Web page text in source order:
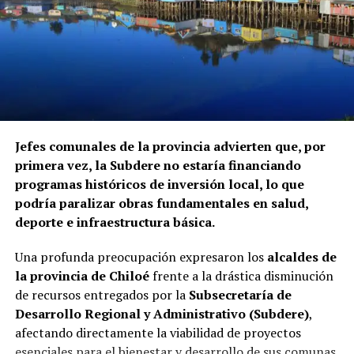
Servicio Nacional de Migraciones, a requerimiento de la
Contraloría. Hasta el momento, ninguna de las
instituciones mencionadas ha informado si ha iniciado
fiscalizaciones y solicitará antecedentes a cada
organismo involucrado para determinar las
responsabilidades administrativas correspondientes.
Jefes comunales de la provincia advierten que, por
primera vez, la Subdere no estaría financiando
programas históricos de inversión local, lo que
podría paralizar obras fundamentales en salud,
deporte e infraestructura básica.
Una profunda preocupación expresaron los alcaldes de
la provincia de Chiloéfrente a la drástica disminución
de recursos entregados por la Subsecretaría de
Desarrollo Regional y Administrativo (Subdere),
afectando directamente la viabilidad de proyectos